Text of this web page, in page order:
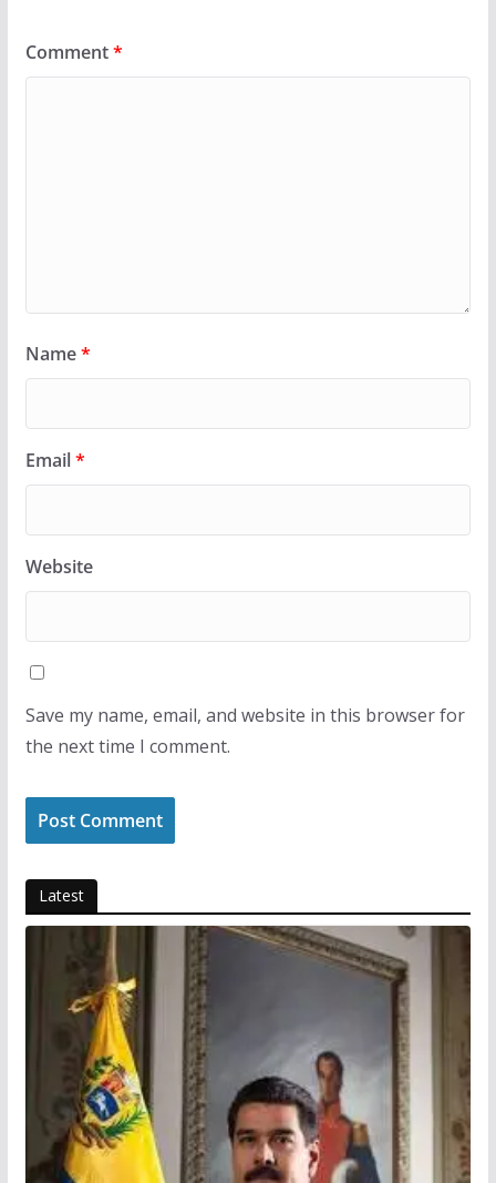
Comment*
Name*
Email*
Website
Save my name, email, and website in this browser for
the next time I comment.
Latest